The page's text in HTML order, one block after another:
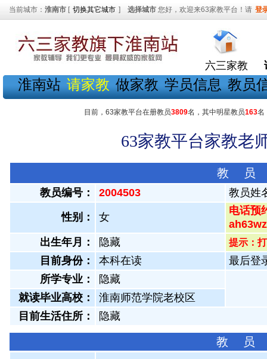
当前城市： 淮南市 [ 切换其它城市 ] 选择城市 您好，欢迎来63家教平台！请 登
六三家教
淮南站 请家教 做家教 学员信息 教员
目前，63家教平台在册教员3809名，其中明星教员163名
63家教平台家教老
教 员
教员编号： 2004503 教员姓
性别： 女
电话预
出生年月：
隐藏 提示：
目前身份： 本科在读
最后登
所学专业：
隐藏
就读毕业高校：
淮南师范学院老校区
目前生活住所：
隐藏
教 员